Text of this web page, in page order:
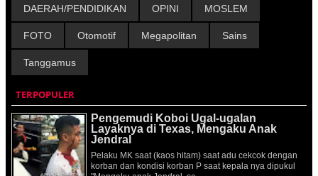
DAERAH/PENDIDIKAN OPINI MOSLEM
FOTO Otomotif Megapolitan Sains
Tanggamus
TERPOPULER
Pengemudi Koboi Ugal-ugalan
Layaknya di Texas, Mengaku Anak
Jendral
Pelaku MK saat (kaos hitam) saat adu cekcok dengan
korban dan kondisi korban P saat kepala nya dipukul